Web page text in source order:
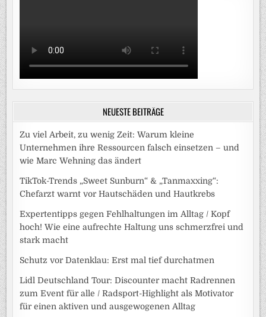
NEUESTE BEITRÄGE
Zu viel Arbeit, zu wenig Zeit: Warum kleine
Unternehmen ihre Ressourcen falsch einsetzen – und
wie Marc Wehning das ändert
TikTok-Trends „Sweet Sunburn“ & „Tanmaxxing“:
Chefarzt warnt vor Hautschäden und Hautkrebs
Expertentipps gegen Fehlhaltungen im Alltag / Kopf
hoch! Wie eine aufrechte Haltung uns schmerzfrei und
stark macht
Schutz vor Datenklau: Erst mal tief durchatmen
Lidl Deutschland Tour: Discounter macht Radrennen
zum Event für alle / Radsport-Highlight als Motivator
für einen aktiven und ausgewogenen Alltag